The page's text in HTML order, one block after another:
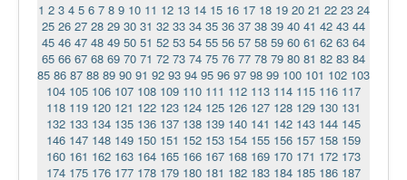
Ермаковополе.рф
1 2 3 4 5 6 7 8 9 10 11 12 13 14 15 16 17 18 19 20 21 22 23 24
25 26 27 28 29 30 31 32 33 34 35 36 37 38 39 40 41 42 43 44
45 46 47 48 49 50 51 52 53 54 55 56 57 58 59 60 61 62 63 64
65 66 67 68 69 70 71 72 73 74 75 76 77 78 79 80 81 82 83 84
85 86 87 88 89 90 91 92 93 94 95 96 97 98 99 100 101 102 103
104 105 106 107 108 109 110 111 112 113 114 115 116 117
118 119 120 121 122 123 124 125 126 127 128 129 130 131
132 133 134 135 136 137 138 139 140 141 142 143 144 145
146 147 148 149 150 151 152 153 154 155 156 157 158 159
160 161 162 163 164 165 166 167 168 169 170 171 172 173
174 175 176 177 178 179 180 181 182 183 184 185 186 187